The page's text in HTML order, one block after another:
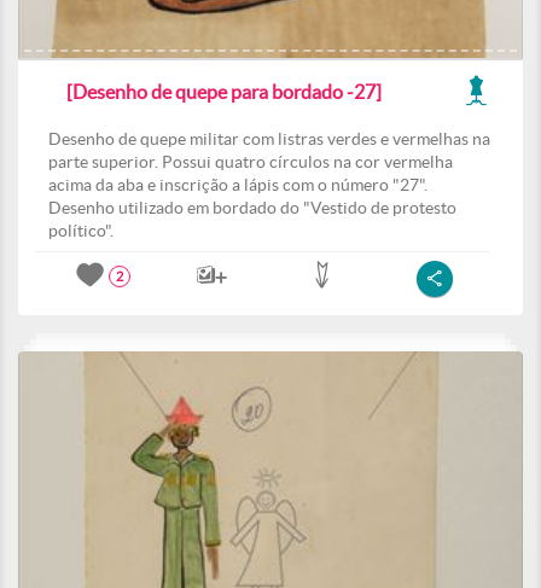
[Desenho de quepe para bordado -27]
Desenho de quepe militar com listras verdes e vermelhas na
parte superior. Possui quatro círculos na cor vermelha
acima da aba e inscrição a lápis com o número "27".
Desenho utilizado em bordado do "Vestido de protesto
político".
2